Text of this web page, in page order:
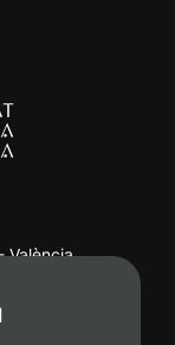
València